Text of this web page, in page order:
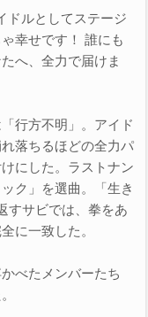
ドルとしてステージ
幸せです！ 誰にも
へ、全力で届けま
行方不明」。アイド
落ちるほどの全力パ
にした。ラストナン
ク」を選曲。「生き
すサビでは、拳をあ
に一致した。
べたメンバーたち